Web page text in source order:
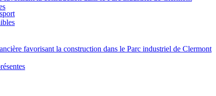
favorisant la construction dans le Parc industriel de Clermont